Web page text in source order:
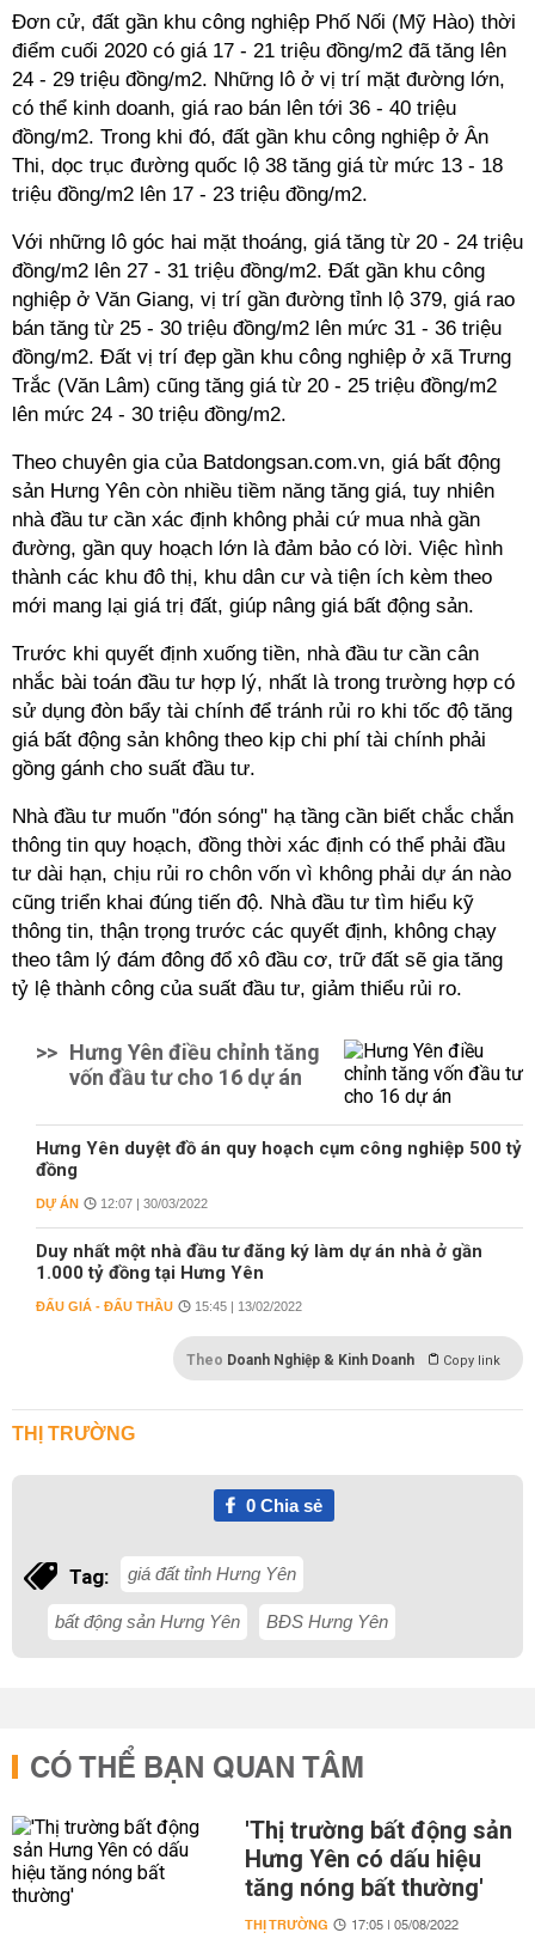
Đơn cử, đất gần khu công nghiệp Phố Nối (Mỹ Hào) thời
điểm cuối 2020 có giá 17 - 21 triệu đồng/m2 đã tăng lên
24 - 29 triệu đồng/m2. Những lô ở vị trí mặt đường lớn,
có thể kinh doanh, giá rao bán lên tới 36 - 40 triệu
đồng/m2. Trong khi đó, đất gần khu công nghiệp ở Ân
Thi, dọc trục đường quốc lộ 38 tăng giá từ mức 13 - 18
triệu đồng/m2 lên 17 - 23 triệu đồng/m2.
Với những lô góc hai mặt thoáng, giá tăng từ 20 - 24 triệu
đồng/m2 lên 27 - 31 triệu đồng/m2. Đất gần khu công
nghiệp ở Văn Giang, vị trí gần đường tỉnh lộ 379, giá rao
bán tăng từ 25 - 30 triệu đồng/m2 lên mức 31 - 36 triệu
đồng/m2. Đất vị trí đẹp gần khu công nghiệp ở xã Trưng
Trắc (Văn Lâm) cũng tăng giá từ 20 - 25 triệu đồng/m2
lên mức 24 - 30 triệu đồng/m2.
Theo chuyên gia của Batdongsan.com.vn, giá bất động
sản Hưng Yên còn nhiều tiềm năng tăng giá, tuy nhiên
nhà đầu tư cần xác định không phải cứ mua nhà gần
đường, gần quy hoạch lớn là đảm bảo có lời. Việc hình
thành các khu đô thị, khu dân cư và tiện ích kèm theo
mới mang lại giá trị đất, giúp nâng giá bất động sản.
Trước khi quyết định xuống tiền, nhà đầu tư cần cân
nhắc bài toán đầu tư hợp lý, nhất là trong trường hợp có
sử dụng đòn bẩy tài chính để tránh rủi ro khi tốc độ tăng
giá bất động sản không theo kịp chi phí tài chính phải
gồng gánh cho suất đầu tư.
Nhà đầu tư muốn "đón sóng" hạ tầng cần biết chắc chắn
thông tin quy hoạch, đồng thời xác định có thể phải đầu
tư dài hạn, chịu rủi ro chôn vốn vì không phải dự án nào
cũng triển khai đúng tiến độ. Nhà đầu tư tìm hiểu kỹ
thông tin, thận trọng trước các quyết định, không chạy
theo tâm lý đám đông đổ xô đầu cơ, trữ đất sẽ gia tăng
tỷ lệ thành công của suất đầu tư, giảm thiểu rủi ro.
>> Hưng Yên điều chỉnh tăng
vốn đầu tư cho 16 dự án
Hưng Yên duyệt đồ án quy hoạch cụm công nghiệp 500 tỷ
đồng
DỰ ÁN 12:07 | 30/03/2022
Duy nhất một nhà đầu tư đăng ký làm dự án nhà ở gần
1.000 tỷ đồng tại Hưng Yên
ĐẤU GIÁ - ĐẤU THẦU 15:45 | 13/02/2022
Theo Doanh Nghiệp & Kinh Doanh Copy link
THỊ TRƯỜNG
0Chia sẻ
Tag: giá đất tỉnh Hưng Yên
bất động sản Hưng Yên BĐS Hưng Yên
CÓ THỂ BẠN QUAN TÂM
'Thị trường bất động sản
Hưng Yên có dấu hiệu
tăng nóng bất thường'
THỊ TRƯỜNG 17:05 | 05/08/2022